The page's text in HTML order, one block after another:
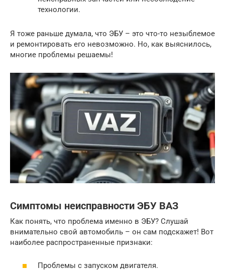
технологии.
Я тоже раньше думала, что ЭБУ – это что-то незыблемое
и ремонтировать его невозможно. Но, как выяснилось,
многие проблемы решаемы!
Симптомы неисправности ЭБУ ВАЗ
Как понять, что проблема именно в ЭБУ? Слушай
внимательно свой автомобиль – он сам подскажет! Вот
наиболее распространенные признаки:
Проблемы с запуском двигателя.